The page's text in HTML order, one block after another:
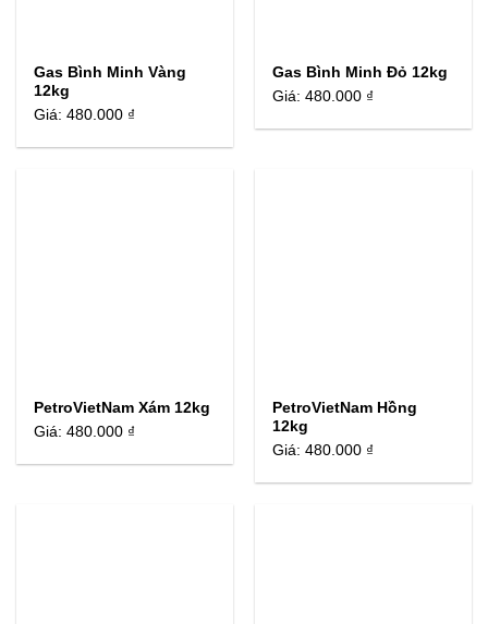
Gas Bình Minh Vàng
12kg
Giá:480.000 ₫
Gas Bình Minh Đỏ 12kg
Giá:480.000 ₫
PetroVietNam Xám 12kg
Giá:480.000 ₫
PetroVietNam Hồng
12kg
Giá:480.000 ₫